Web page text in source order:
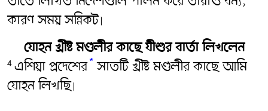
কারণ সময় সন্নিকট৷
যোহন খ্রীষ্ট মণ্ডলীর কাছে যীশুর বার্তা লিখলেন
4 এশিয়া প্রদেশের* সাতটি খ্রীষ্ট মণ্ডলীর কাছে আমি
যোহন লিখছি৷